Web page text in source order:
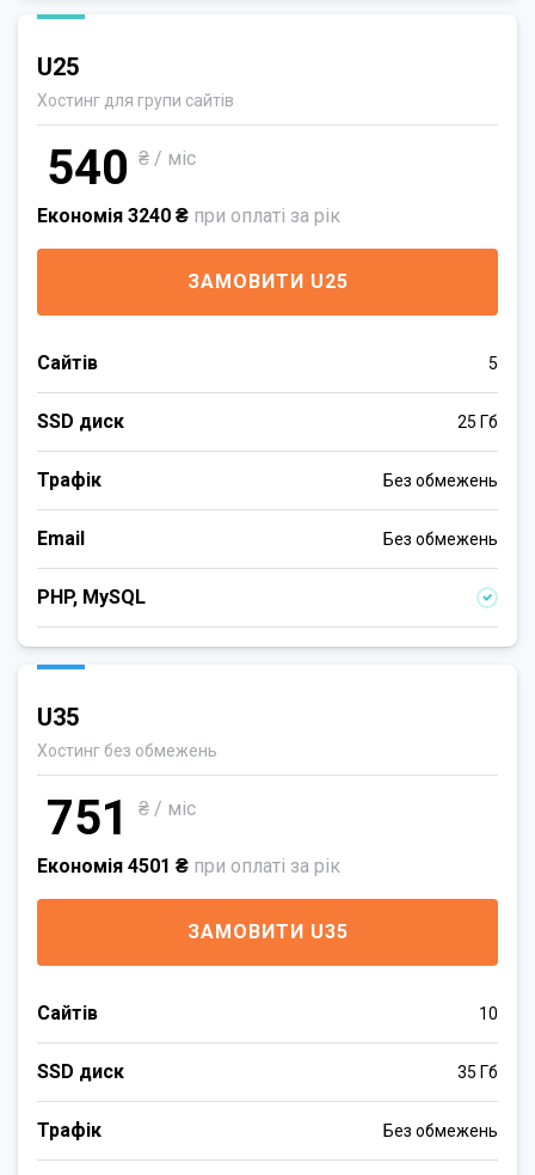
U25
Хостинг для групи сайтів
540 ₴ / міс
Економія 3240 ₴ при оплаті за рік
ЗАМОВИТИ U25
Сайтів 5
SSD диск 25 Гб
Трафік Без обмежень
Email Без обмежень
PHP, MySQL
U35
Хостинг без обмежень
751 ₴ / міс
Економія 4501 ₴ при оплаті за рік
ЗАМОВИТИ U35
Сайтів 10
SSD диск 35 Гб
Трафік Без обмежень